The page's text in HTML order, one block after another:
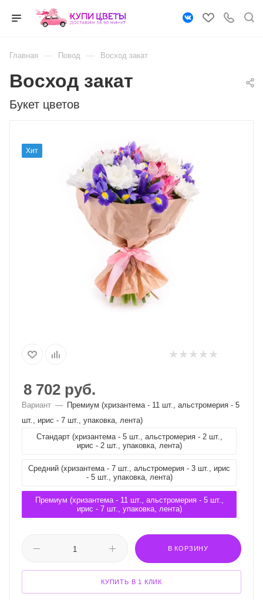
Главная — Повод — Восход закат
Букет цветов
Восход закат
Хит
8 702 руб.
Вариант — Премиум (хризантема - 11 шт., альстромерия - 5
шт., ирис - 7 шт., упаковка, лента)
Стандарт (хризантема - 5 шт., альстромерия - 2 шт.,
ирис - 2 шт., упаковка, лента)
Средний (хризантема - 7 шт., альстромерия - 3 шт., ирис
- 5 шт., упаковка, лента)
Премиум (хризантема - 11 шт., альстромерия - 5 шт.,
ирис - 7 шт., упаковка, лента)
В КОРЗИНУ
КУПИТЬ В 1 КЛИК